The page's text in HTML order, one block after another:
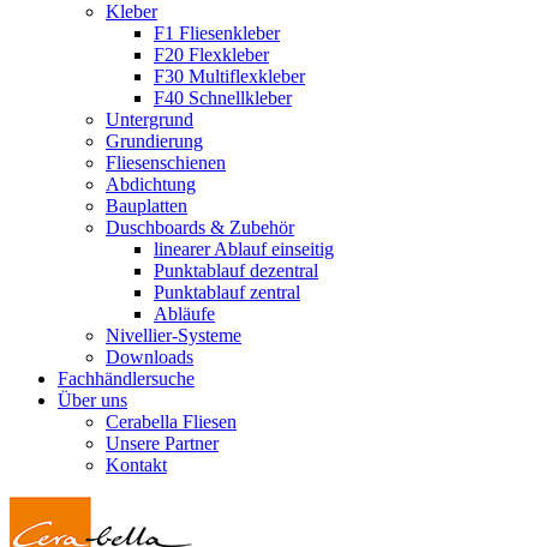
Kleber
F1 Fliesenkleber
F20 Flexkleber
F30 Multiflexkleber
F40 Schnellkleber
Untergrund
Grundierung
Fliesenschienen
Abdichtung
Bauplatten
Duschboards & Zubehör
linearer Ablauf einseitig
Punktablauf dezentral
Punktablauf zentral
Abläufe
Nivellier-Systeme
Downloads
Fachhändlersuche
Über uns
Cerabella Fliesen
Unsere Partner
Kontakt